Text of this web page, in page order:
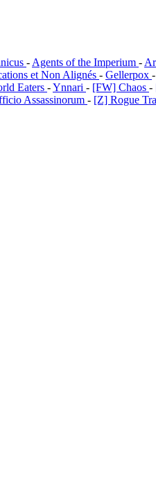
- Agents of the Imperium -
et Non Alignés - Gellerpox -
Eaters -Ynnari - [FW] Chaos -
Assassinorum - [Z] Rogue